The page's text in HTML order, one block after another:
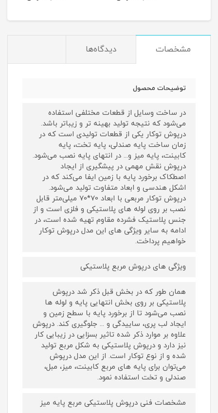
مشخصات دیدگاه‌ها
توضیحات محصول
در ساخت وسایل از قطعات مختلفی استفاده
می‌شود که نتیجه تولید بهینه تر و زیباتر باشد.
درپوش توکار یکی از قطعات تولیدی است که در
زمان ساخت پایه صندلی، پایه تخت، پایه
کابینت، پایه میز و... در انتهای پایه نصب می‌شود.
درپوش نقش مهمی در پیشگیری از ایجاد
اصطکاک برخورد پایه با زمین ایفا می‌کند که در
اشکل هندسی و ابعاد متفاوت تولید می‌شود.
درپوش توکار مربعی با ابعاد 70*70 میلی‌متر قابل
نصب بر روی لوله های پلاستیکی و فلزی است و از
جنس پلاستیک فشرده مقاوم تهیه شده است، در
ادامه به سایر ویژگی های این مدل درپوش توکار
خواهیم پرداخت.
ویژگی های درپوش مربع پلاستیکی
همان طور که در بخش قبل ذکر شد درپوش
پلاستیکی بر روی بخش انتهایی پایه و لوله ها
نصب می‌شود تا از برخورد پایه با سطح زمین و
ایجاد لب پری، ساییدگی و ... جلوگیری کند. درپوش
علاوه بر موارد ذکر شده تاثیر بسزایی در زیبایی کار
نیز دارد و درپوش پلاستیکی به شکل مربع تولید
شده و از نوع توکار است. از این مدل درپوش
می‌توان برای پایه های مربع کابینت، میز، مبل،
صندلی و تخت استفاده نمود.
مشخصات فنی درپوش پلاستیکی مربع پایه میز